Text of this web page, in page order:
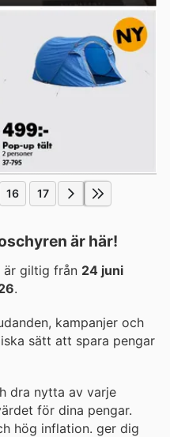
16 17
är här!
är giltig från 24 juni
.
kampanjer och
sätt att spara pengar
dra nytta av varje
för dina pengar.
hög inflation. ger dig